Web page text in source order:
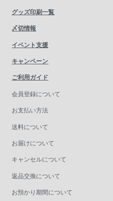
グッズ印刷一覧
〆切情報
イベント支援
キャンペーン
ご利用ガイド
会員登録について
お支払い方法
送料について
お届けについて
キャンセルについて
返品交換について
お預かり期間について